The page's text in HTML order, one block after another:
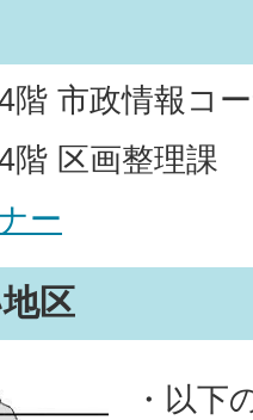
市政情報コ
区画整理課
ー
区
・以下